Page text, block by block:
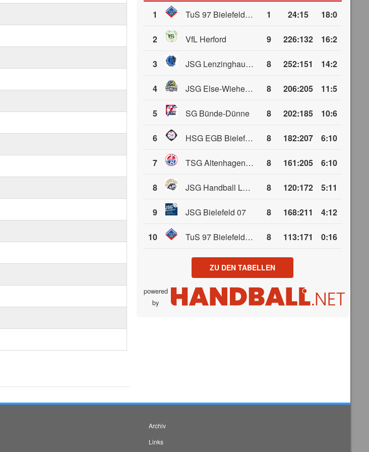
1 TuS 97 Bielefeld/Jöllenbeck 1 24:15 18:0
2 VfL Herford 9 226:132 16:2
3 JSG Lenzinghausen-Spenge 8 252:151 14:2
4 JSG Else-Wiehen Wölfe 8 206:205 11:5
5 SG Bünde-Dünne 8 202:185 10:6
6 HSG EGB Bielefeld 8 182:207 6:10
7 TSG Altenhagen-Heepen 8 161:205 6:10
8 JSG Handball Löhne-Mennighüffen-Obernbeck 8 120:172 5:11
9 JSG Bielefeld 07 8 168:211 4:12
10 TuS 97 Bielefeld/Jöllenbeck 2 8 113:171 0:16
ZU DEN TABELLEN
powered
by
Archiv
Links